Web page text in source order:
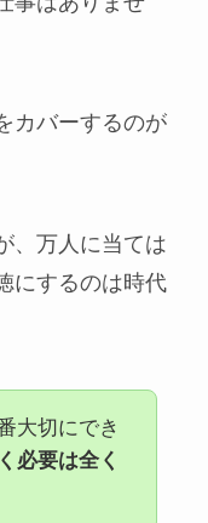
カバーするのが
、万人に当ては
にするのは時代
大切にでき
必要は全く